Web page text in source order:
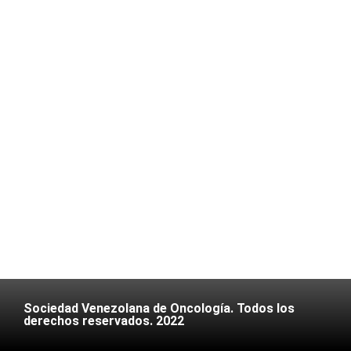
Sociedad Venezolana de Oncología. Todos los
derechos reservados. 2022